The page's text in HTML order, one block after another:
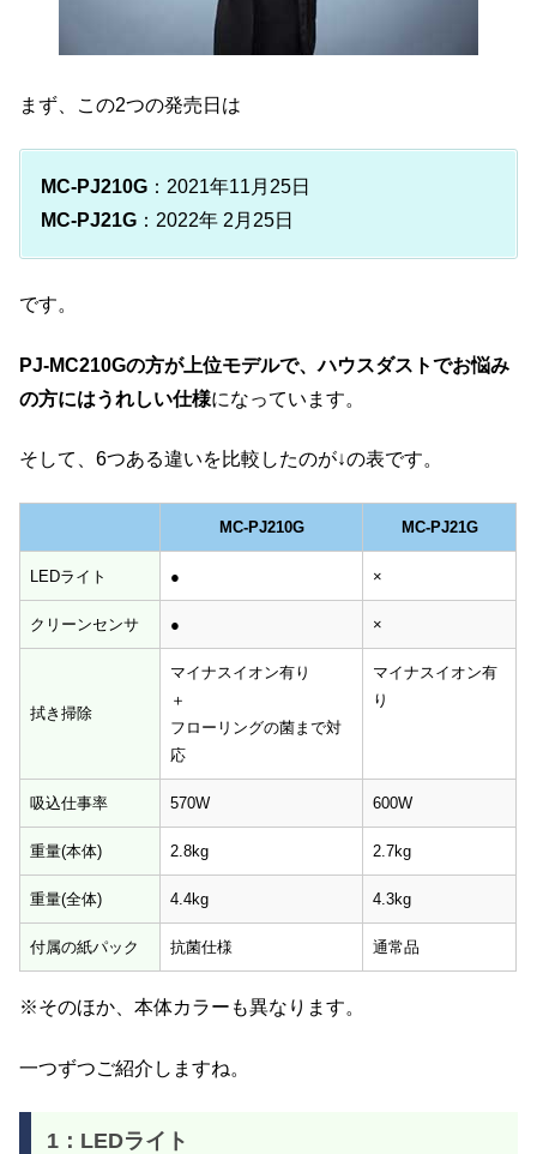
まず、この2つの発売日は
MC-PJ210G ：2021年11月25日
MC-PJ21G ：2022年 2月25日
です。
PJ-MC210Gの方が上位モデルで、ハウスダストでお悩み
の方にはうれしい仕様になっています。
そして、6つある違いを比較したのが↓の表です。
MC-PJ210G MC-PJ21G
LEDライト ● ×
クリーンセンサ ● ×
拭き掃除
マイナスイオン有り
＋
フローリングの菌まで対
応
マイナスイオン有
り
吸込仕事率 570W 600W
重量(本体) 2.8kg 2.7kg
重量(全体) 4.4kg 4.3kg
付属の紙パック 抗菌仕様 通常品
※そのほか、本体カラーも異なります。
一つずつご紹介しますね。
1：LEDライト